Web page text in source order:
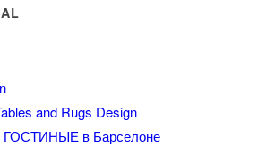
and Rugs Design
ГОСТИНЫЕ в Барселоне